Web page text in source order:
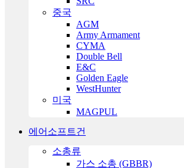
중국
AGM
Army Armament
CYMA
Double Bell
E&C
Golden Eagle
WestHunter
미국
MAGPUL
에어소프트건
소총류
가스 소총 (GBBR)